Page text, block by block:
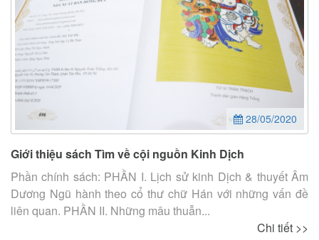
28/05/2020
Giới thiệu sách Tìm về cội nguồn Kinh Dịch
Phần chính sách: PHẦN I. Lịch sử kinh Dịch & thuyết Âm
Dương Ngũ hành theo cổ thư chữ Hán với những vấn đề
liên quan. PHẦN II. Những mâu thuẫn...
Chi tiết >>